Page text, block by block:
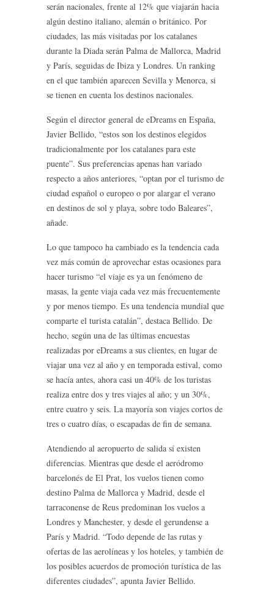
serán nacionales, frente al 12% que viajarán hacia
algún destino italiano, alemán o británico. Por
ciudades, las más visitadas por los catalanes
durante la Diada serán Palma de Mallorca, Madrid
y París, seguidas de Ibiza y Londres. Un ranking
en el que también aparecen Sevilla y Menorca, si
se tienen en cuenta los destinos nacionales.
Según el director general de eDreams en España,
Javier Bellido, “estos son los destinos elegidos
tradicionalmente por los catalanes para este
puente”. Sus preferencias apenas han variado
respecto a años anteriores, “optan por el turismo de
ciudad español o europeo o por alargar el verano
en destinos de sol y playa, sobre todo Baleares”,
añade.
Lo que tampoco ha cambiado es la tendencia cada
vez más común de aprovechar estas ocasiones para
hacer turismo “el viaje es ya un fenómeno de
masas, la gente viaja cada vez más frecuentemente
y por menos tiempo. Es una tendencia mundial que
comparte el turista catalán”, destaca Bellido. De
hecho, según una de las últimas encuestas
realizadas por eDreams a sus clientes, en lugar de
viajar una vez al año y en temporada estival, como
se hacía antes, ahora casi un 40% de los turistas
realiza entre dos y tres viajes al año; y un 30%,
entre cuatro y seis. La mayoría son viajes cortos de
tres o cuatro días, o escapadas de fin de semana.
Atendiendo al aeropuerto de salida sí existen
diferencias. Mientras que desde el aeródromo
barcelonés de El Prat, los vuelos tienen como
destino Palma de Mallorca y Madrid, desde el
tarraconense de Reus predominan los vuelos a
Londres y Manchester, y desde el gerundense a
París y Madrid. “Todo depende de las rutas y
ofertas de las aerolíneas y los hoteles, y también de
los posibles acuerdos de promoción turística de las
diferentes ciudades”, apunta Javier Bellido.